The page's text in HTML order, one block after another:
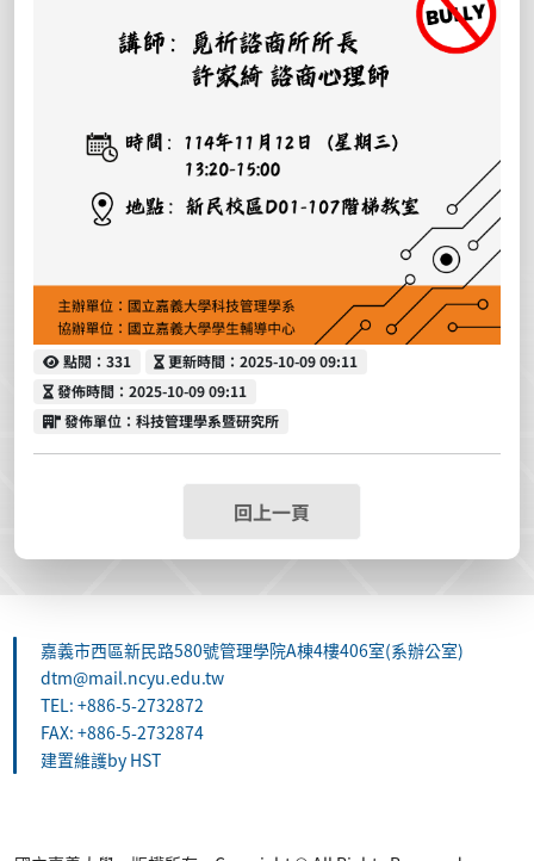
點閱
點閱：331 更新時間
更新時間：2025-10-09 09:11
發佈時間
發佈時間：2025-10-09 09:11
發佈單位
發佈單位：科技管理學系暨研究所
回上一頁
嘉義市西區新民路580號管理學院A棟4樓406室(系辦公室)
dtm@mail.ncyu.edu.tw
TEL: +886-5-2732872
FAX: +886-5-2732874
建置維護by HST